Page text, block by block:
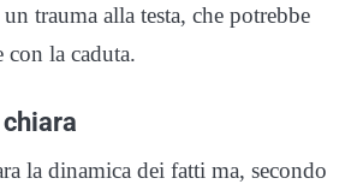
trauma alla testa, che potrebbe
con la caduta.
la dinamica dei fatti ma, secondo